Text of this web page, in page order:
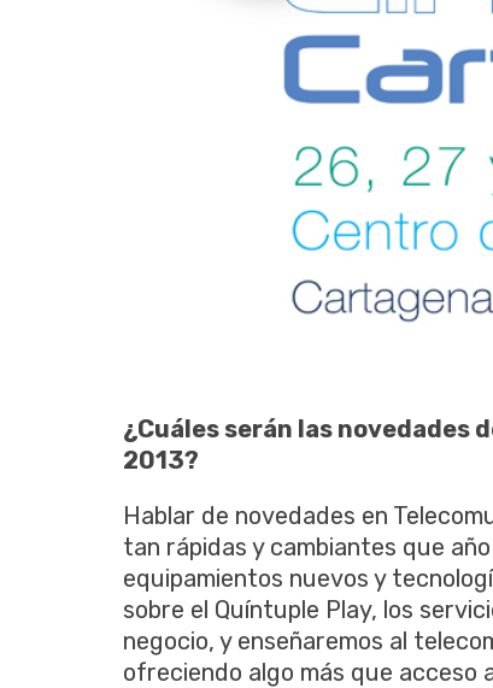
¿Cuáles serán las novedades
2013?
Hablar de novedades en
tan rápidas y cambiantes que
equipamientos nuevos y
sobre el Quíntuple Play, los
negocio, y enseñaremos al
ofreciendo algo más que acceso